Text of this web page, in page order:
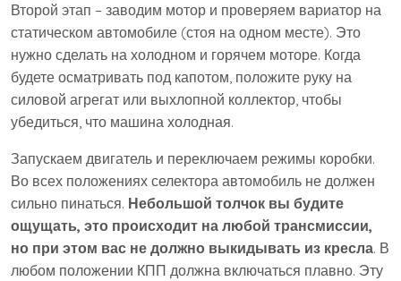
Второй этап – заводим мотор и проверяем вариатор на
статическом автомобиле (стоя на одном месте). Это
нужно сделать на холодном и горячем моторе. Когда
будете осматривать под капотом, положите руку на
силовой агрегат или выхлопной коллектор, чтобы
убедиться, что машина холодная.
Запускаем двигатель и переключаем режимы коробки.
Во всех положениях селектора автомобиль не должен
сильно пинаться. Небольшой толчок вы будите
ощущать, это происходит на любой трансмиссии,
но при этом вас не должно выкидывать из кресла. В
любом положении КПП должна включаться плавно. Эту